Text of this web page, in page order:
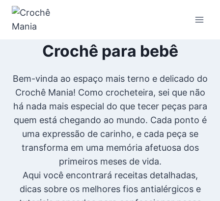
Pular
Crochê para bebê
Bem-vinda ao espaço mais terno e delicado do
Crochê Mania! Como crocheteira, sei que não
há nada mais especial do que tecer peças para
quem está chegando ao mundo. Cada ponto é
uma expressão de carinho, e cada peça se
transforma em uma memória afetuosa dos
primeiros meses de vida.
Aqui você encontrará receitas detalhadas,
dicas sobre os melhores fios antialérgicos e